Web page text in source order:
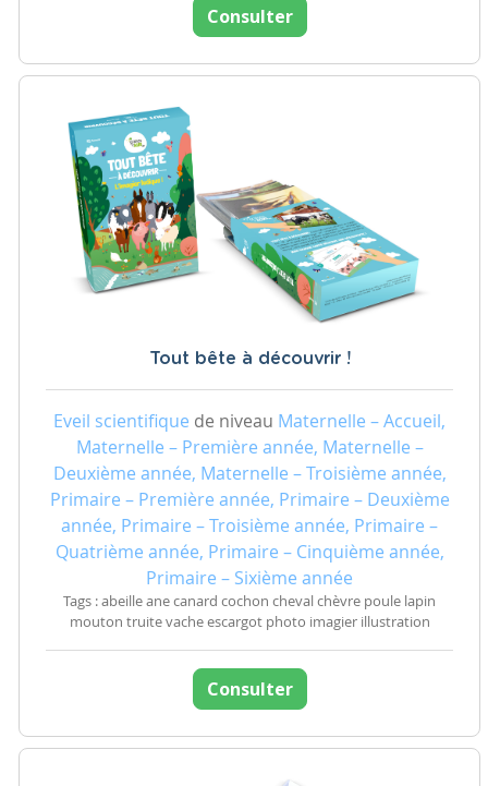
Consulter
Tout bête à découvrir !
Eveil scientifique de niveau Maternelle – Accueil,
Maternelle – Première année, Maternelle –
Deuxième année, Maternelle – Troisième année,
Primaire – Première année, Primaire – Deuxième
année, Primaire – Troisième année, Primaire –
Quatrième année, Primaire – Cinquième année,
Primaire – Sixième année
Tags : abeille ane canard cochon cheval chèvre poule lapin
mouton truite vache escargot photo imagier illustration
Consulter